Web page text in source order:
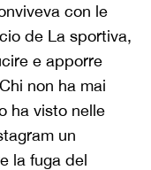
con le
de La sportiva,
e apporre
non ha mai
ha visto nelle
un
la fuga del